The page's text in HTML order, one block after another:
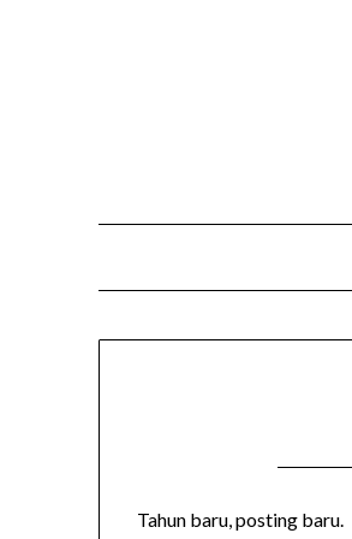
Tahun baru, posting baru.